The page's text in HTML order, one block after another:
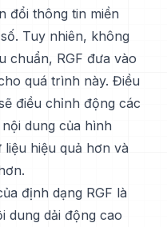
đổi thông tin miền
Tuy nhiên, không
chuẩn, RGF đưa vào
quá trình này. Điều
điều chỉnh động các
dung của hình
hiệu quả hơn và
định dạng RGF là
dung dải động cao